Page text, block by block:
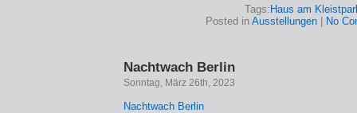
Tags: Haus am
Posted in Ausstellungen| No
Nachtwach Berlin
Sonntag, März 26th, 2023
Nachtwach Berlin